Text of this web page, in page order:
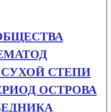
СТЕПИ
ОСТРОВА